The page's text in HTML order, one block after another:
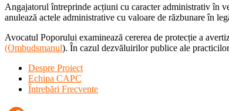
Angajatorul întreprinde acțiuni cu caracter administrativ în
anulează actele administrative cu valoare de răzbunare în
Avocatul Poporului examinează cererea de protecție a
(Ombudsmanul). În cazul dezvăluirilor publice ale
Despre Proiect
Echipa CAPC
Întrebări Frecvente